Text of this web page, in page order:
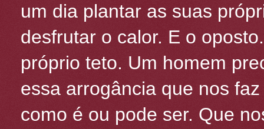
um dia plantar as suas
desfrutar o calor. E o
próprio teto. Um homem
essa arrogância que nos
como é ou pode ser. Que